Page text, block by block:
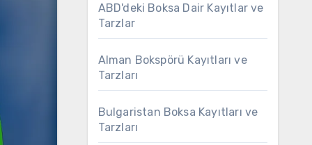
ABD'deki Boksa Dair Kayıtlar ve
Tarzlar
Alman Bokspörü Kayıtları ve
Tarzları
Bulgaristan Boksa Kayıtları ve
Tarzları